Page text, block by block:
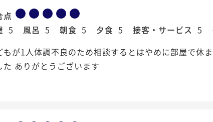
点
5 風呂 5 朝食 5 夕食 5 接客・サービス 5
もが1人体調不良のため相談するとはやめに部屋で休
た ありがとうございます